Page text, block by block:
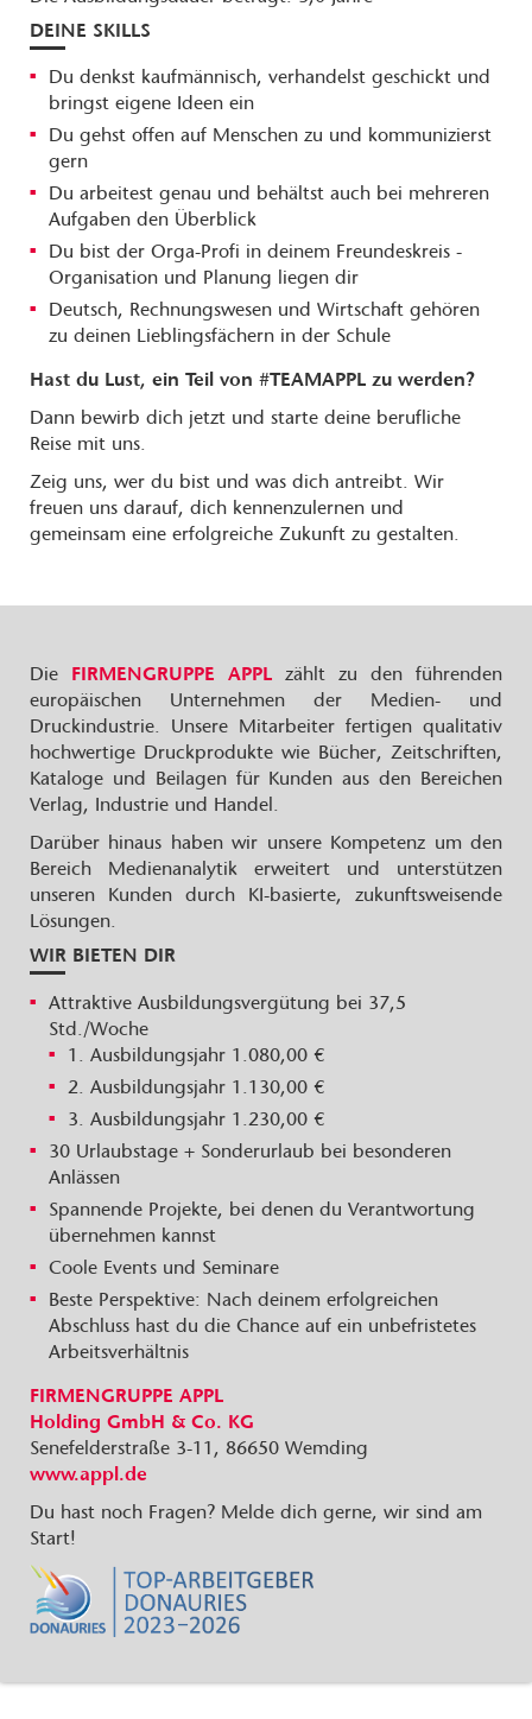
DEINE SKILLS
Du denkst kaufmännisch, verhandelst geschickt und
bringst eigene Ideen ein
Du gehst offen auf Menschen zu und kommunizierst
gern
Du arbeitest genau und behältst auch bei mehreren
Aufgaben den Überblick
Du bist der Orga-Profi in deinem Freundeskreis -
Organisation und Planung liegen dir
Deutsch, Rechnungswesen und Wirtschaft gehören
zu deinen Lieblingsfächern in der Schule
Hast du Lust, ein Teil von #TEAMAPPL zu werden?
Dann bewirb dich jetzt und starte deine berufliche
Reise mit uns.
Zeig uns, wer du bist und was dich antreibt. Wir
freuen uns darauf, dich kennenzulernen und
gemeinsam eine erfolgreiche Zukunft zu gestalten.
Die FIRMENGRUPPE APPLzählt zu den führenden
europäischen Unternehmen der Medien- und
Druckindustrie. Unsere Mitarbeiter fertigen qualitativ
hochwertige Druckprodukte wie Bücher, Zeitschriften,
Kataloge und Beilagen für Kunden aus den Bereichen
Verlag, Industrie und Handel.
Darüber hinaus haben wir unsere Kompetenz um den
Bereich Medienanalytik erweitert und unterstützen
unseren Kunden durch KI-basierte, zukunftsweisende
Lösungen.
WIR BIETEN DIR
Attraktive Ausbildungsvergütung bei 37,5
Std./Woche
1. Ausbildungsjahr 1.080,00 €
2. Ausbildungsjahr 1.130,00 €
3. Ausbildungsjahr 1.230,00 €
30 Urlaubstage + Sonderurlaub bei besonderen
Anlässen
Spannende Projekte, bei denen du Verantwortung
übernehmen kannst
Coole Events und Seminare
Beste Perspektive: Nach deinem erfolgreichen
Abschluss hast du die Chance auf ein unbefristetes
Arbeitsverhältnis
FIRMENGRUPPE APPL
Holding GmbH & Co. KG
Senefelderstraße 3-11, 86650 Wemding
www.appl.de
Du hast noch Fragen? Melde dich gerne, wir sind am
Start!